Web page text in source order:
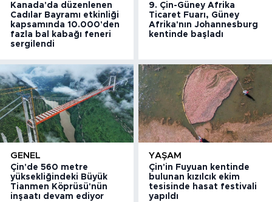
Kanada'da düzenlenen
Cadılar Bayramı etkinliği
kapsamında 10.000'den
fazla bal kabağı feneri
sergilendi
9. Çin-Güney Afrika
Ticaret Fuarı, Güney
Afrika'nın Johannesburg
kentinde başladı
GENEL
Çin'de 560 metre
yüksekliğindeki Büyük
Tianmen Köprüsü'nün
inşaatı devam ediyor
YAŞAM
Çin'in Fuyuan kentinde
bulunan kızılcık ekim
tesisinde hasat festivali
yapıldı